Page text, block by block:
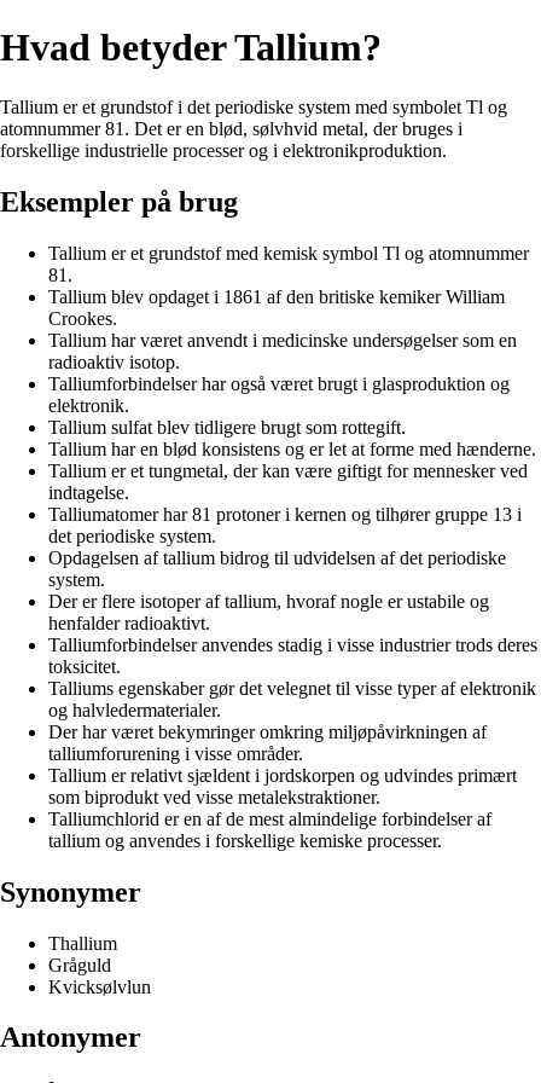
Hvad betyder Tallium?
Tallium er et grundstof i det periodiske system med symbolet Tl og
atomnummer 81. Det er en blød, sølvhvid metal, der bruges i
forskellige industrielle processer og i elektronikproduktion.
Eksempler på brug
Tallium er et grundstof med kemisk symbol Tl og atomnummer
81.
Tallium blev opdaget i 1861 af den britiske kemiker William
Crookes.
Tallium har været anvendt i medicinske undersøgelser som en
radioaktiv isotop.
Talliumforbindelser har også været brugt i glasproduktion og
elektronik.
Tallium sulfat blev tidligere brugt som rottegift.
Tallium har en blød konsistens og er let at forme med hænderne.
Tallium er et tungmetal, der kan være giftigt for mennesker ved
indtagelse.
Talliumatomer har 81 protoner i kernen og tilhører gruppe 13 i
det periodiske system.
Opdagelsen af tallium bidrog til udvidelsen af det periodiske
system.
Der er flere isotoper af tallium, hvoraf nogle er ustabile og
henfalder radioaktivt.
Talliumforbindelser anvendes stadig i visse industrier trods deres
toksicitet.
Talliums egenskaber gør det velegnet til visse typer af elektronik
og halvledermaterialer.
Der har været bekymringer omkring miljøpåvirkningen af
talliumforurening i visse områder.
Tallium er relativt sjældent i jordskorpen og udvindes primært
som biprodukt ved visse metalekstraktioner.
Talliumchlorid er en af de mest almindelige forbindelser af
tallium og anvendes i forskellige kemiske processer.
Synonymer
Thallium
Gråguld
Kvicksølvlun
Antonymer